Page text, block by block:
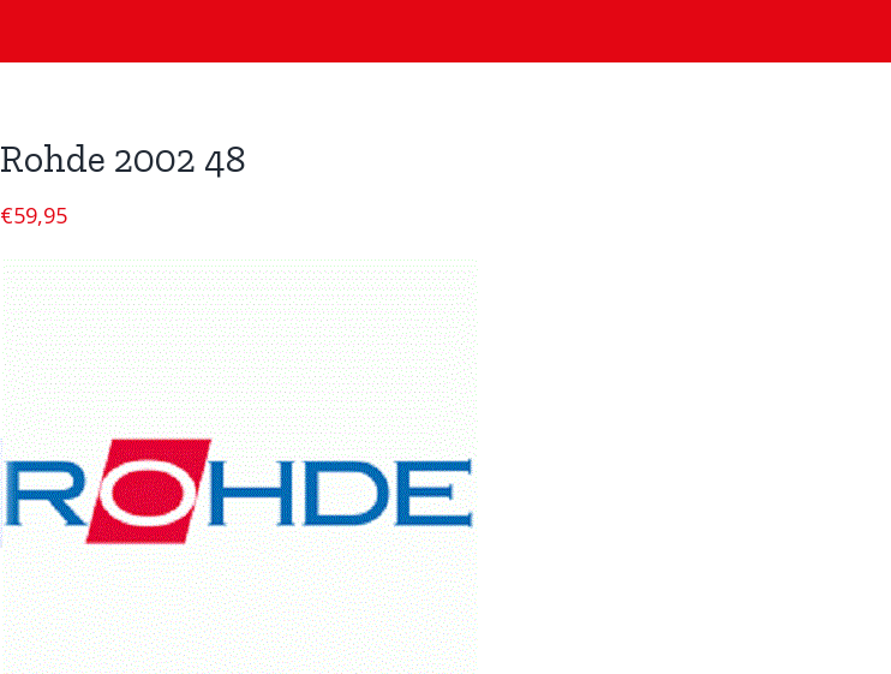
Rohde 2002 48
€59,95